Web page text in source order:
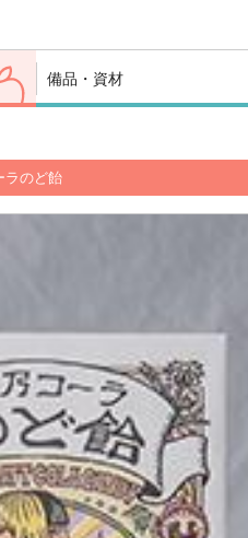
備品・資材
ラのど飴